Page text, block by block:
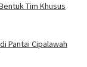
Tim Khusus
Pantai Cipalawah